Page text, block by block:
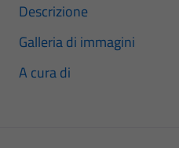
Descrizione
Galleria di immagini
A cura di